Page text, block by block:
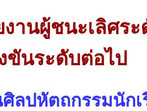
งานผู้ชนะเลิศร
ขันระดับต่อไป
ศิลปหัตถกรรมนัก